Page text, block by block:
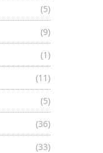
(5)
(9)
(1)
(11)
(5)
(36)
(33)